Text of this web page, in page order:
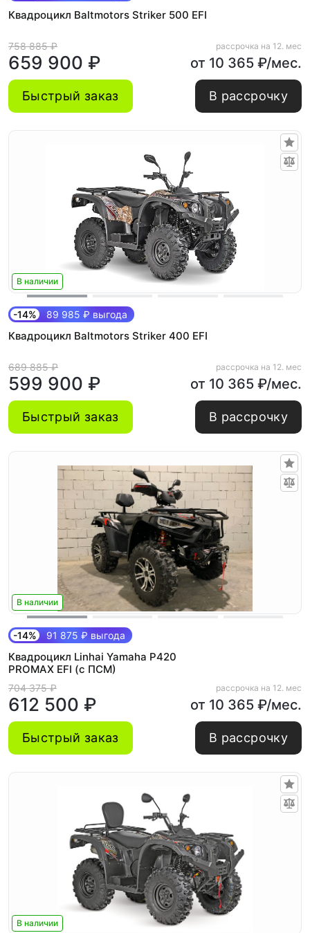
Квадроцикл Baltmotors Striker 500 EFI
758 885 ₽
659 900 ₽
рассрочка на 12. мес
от 10 365 ₽/мес.
Быстрый заказ В рассрочку
В наличии
-14% 89 985 ₽ выгода
Квадроцикл Baltmotors Striker 400 EFI
689 885 ₽
599 900 ₽
рассрочка на 12. мес
от 10 365 ₽/мес.
Быстрый заказ В рассрочку
В наличии
-14% 91 875 ₽ выгода
Квадроцикл Linhai Yamaha P420
PROMAX EFI (с ПСМ)
704 375 ₽
612 500 ₽
рассрочка на 12. мес
от 10 365 ₽/мес.
Быстрый заказ В рассрочку
В наличии